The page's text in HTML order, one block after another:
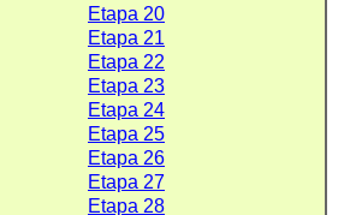
Etapa 20
Etapa 21
Etapa 22
Etapa 23
Etapa 24
Etapa 25
Etapa 26
Etapa 27
Etapa 28